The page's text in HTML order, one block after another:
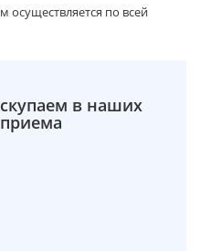
осуществляется по всей
в наших